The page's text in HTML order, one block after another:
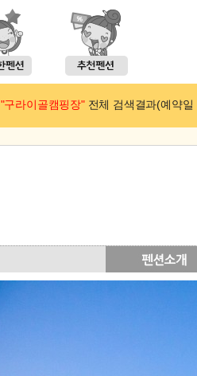
"구라이골캠핑장"전체 검색결과(예약일